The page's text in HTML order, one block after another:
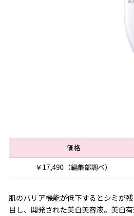
価格
￥17,490（編集部調べ）
肌のバリア機能が低下するとシミが
目し、開発された美白美容液。美白